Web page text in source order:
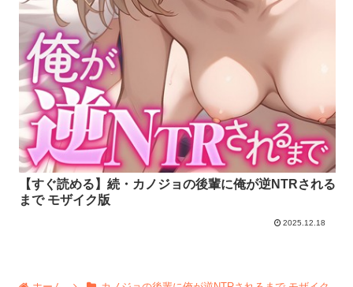
【すぐ読める】続・カノジョの後輩に俺が逆NTRされる
まで モザイク版
2025.12.18